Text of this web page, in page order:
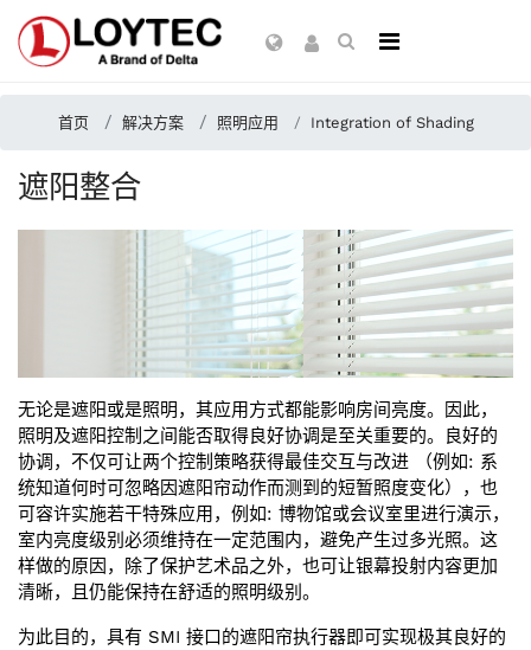
首页 解决方案 照明应用 Integration of Shading
遮阳整合
无论是遮阳或是照明，其应用方式都能影响房间亮度。因此，
照明及遮阳控制之间能否取得良好协调是至关重要的。良好的
协调，不仅可让两个控制策略获得最佳交互与改进 （例如: 系
统知道何时可忽略因遮阳帘动作而测到的短暂照度变化），也
可容许实施若干特殊应用，例如: 博物馆或会议室里进行演示，
室内亮度级别必须维持在一定范围内，避免产生过多光照。这
样做的原因，除了保护艺术品之外，也可让银幕投射内容更加
清晰，且仍能保持在舒适的照明级别。
为此目的，具有 SMI 接口的遮阳帘执行器即可实现极其良好的